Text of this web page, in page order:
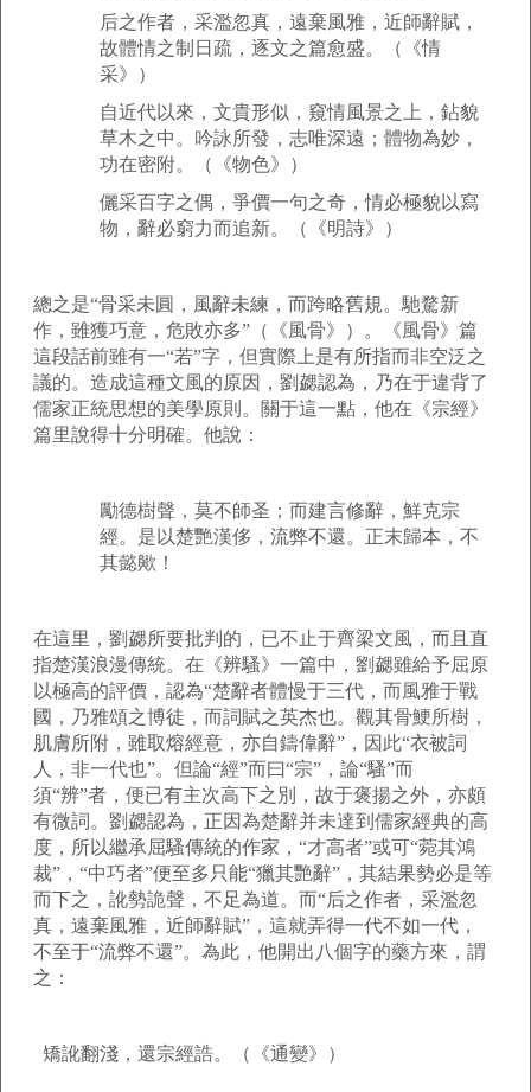
后之作者，采濫忽真，遠棄風雅，近師辭賦，
故體情之制日疏，逐文之篇愈盛。（《情
采》）
自近代以來，文貴形似，窺情風景之上，鉆貌
草木之中。吟詠所發，志唯深遠；體物為妙，
功在密附。（《物色》）
儷采百字之偶，爭價一句之奇，情必極貌以寫
物，辭必窮力而追新。（《明詩》）
總之是“骨采未圓，風辭未練，而跨略舊規。馳騖新
作，雖獲巧意，危敗亦多”（《風骨》）。《風骨》篇
這段話前雖有一“若”字，但實際上是有所指而非空泛之
議的。造成這種文風的原因，劉勰認為，乃在于違背了
儒家正統思想的美學原則。關于這一點，他在《宗經》
篇里說得十分明確。他說：
勵德樹聲，莫不師圣；而建言修辭，鮮克宗
經。是以楚艷漢侈，流弊不還。正末歸本，不
其懿歟！
在這里，劉勰所要批判的，已不止于齊梁文風，而且直
指楚漢浪漫傳統。在《辨騷》一篇中，劉勰雖給予屈原
以極高的評價，認為“楚辭者體慢于三代，而風雅于戰
國，乃雅頌之博徒，而詞賦之英杰也。觀其骨鯁所樹，
肌膚所附，雖取熔經意，亦自鑄偉辭”，因此“衣被詞
人，非一代也”。但論“經”而曰“宗”，論“騷”而
須“辨”者，便已有主次高下之別，故于褒揚之外，亦頗
有微詞。劉勰認為，正因為楚辭并未達到儒家經典的高
度，所以繼承屈騷傳統的作家，“才高者”或可“菀其鴻
裁”，“中巧者”便至多只能“獵其艷辭”，其結果勢必是等
而下之，訛勢詭聲，不足為道。而“后之作者，采濫忽
真，遠棄風雅，近師辭賦”，這就弄得一代不如一代，
不至于“流弊不還”。為此，他開出八個字的藥方來，謂
之：
矯訛翻淺，還宗經誥。（《通變》）